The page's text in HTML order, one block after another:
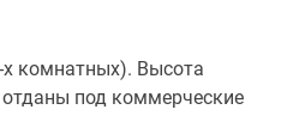
комнатных). Высота
под коммерческие